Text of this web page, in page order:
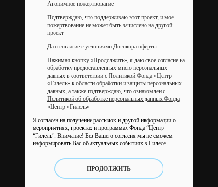
Анонимное пожертвование
Подтверждаю, что поддерживаю этот проект, и мое
пожертвование не может быть зачислено на другой
проект
Даю согласие с условиями Договора оферты
Нажимая кнопку «Продолжить», я даю свое согласие на
обработку предоставленных мною персональных
данных в соответствии с Политикой Фонда «Центр
«Гилель» в области обработки и защиты персональных
данных, а также подтверждаю, что ознакомлен с
Политикой об обработке персональных данных Фонда
«Центр «Гилель»
Я согласен на получение рассылок и другой информации о
мероприятиях, проектах и программах Фонда “Центр
“Гилель”. Внимание! Без Вашего согласия мы не сможем
информировать Вас об актуальных событиях в Гилеле.
ПРОДОЛЖИТЬ